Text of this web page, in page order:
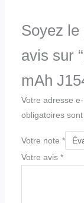
Soyez
avis sur
mAh
Votre adresse
obligatoires
Votre note *
Votre avis *